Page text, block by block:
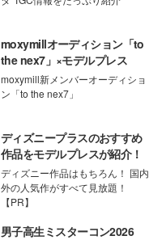
moxymillオーディション「to
the nex7」×モデルプレス
moxymill新メンバーオーディショ
ン「to the nex7」
ディズニープラスのおすすめ
作品をモデルプレスが紹介！
ディズニー作品はもちろん！ 国内
外の人気作がすべて見放題！
【PR】
男子高生ミスターコン2026